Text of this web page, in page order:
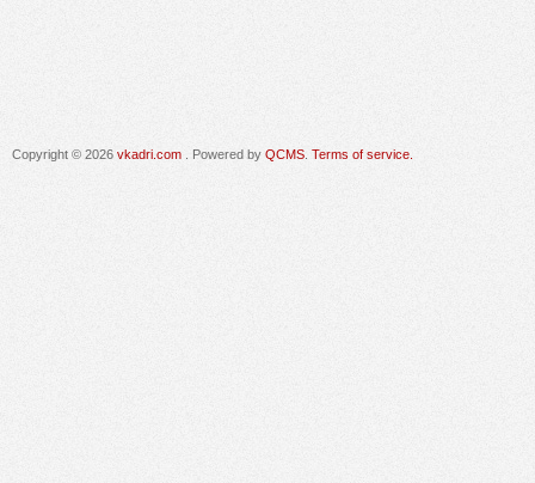
Copyright © 2026 vkadri.com . Powered by QCMS Terms of service.